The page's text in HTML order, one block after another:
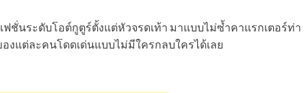
ชั่นระดับโอต์กูตูร์ตั้งแต่หัวจรดเท้า มาแบบไม่ซ้ำคาแรกเตอร์ท่า
งแต่ละคนโดดเด่นแบบไม่มีใครกลบใครได้เลย